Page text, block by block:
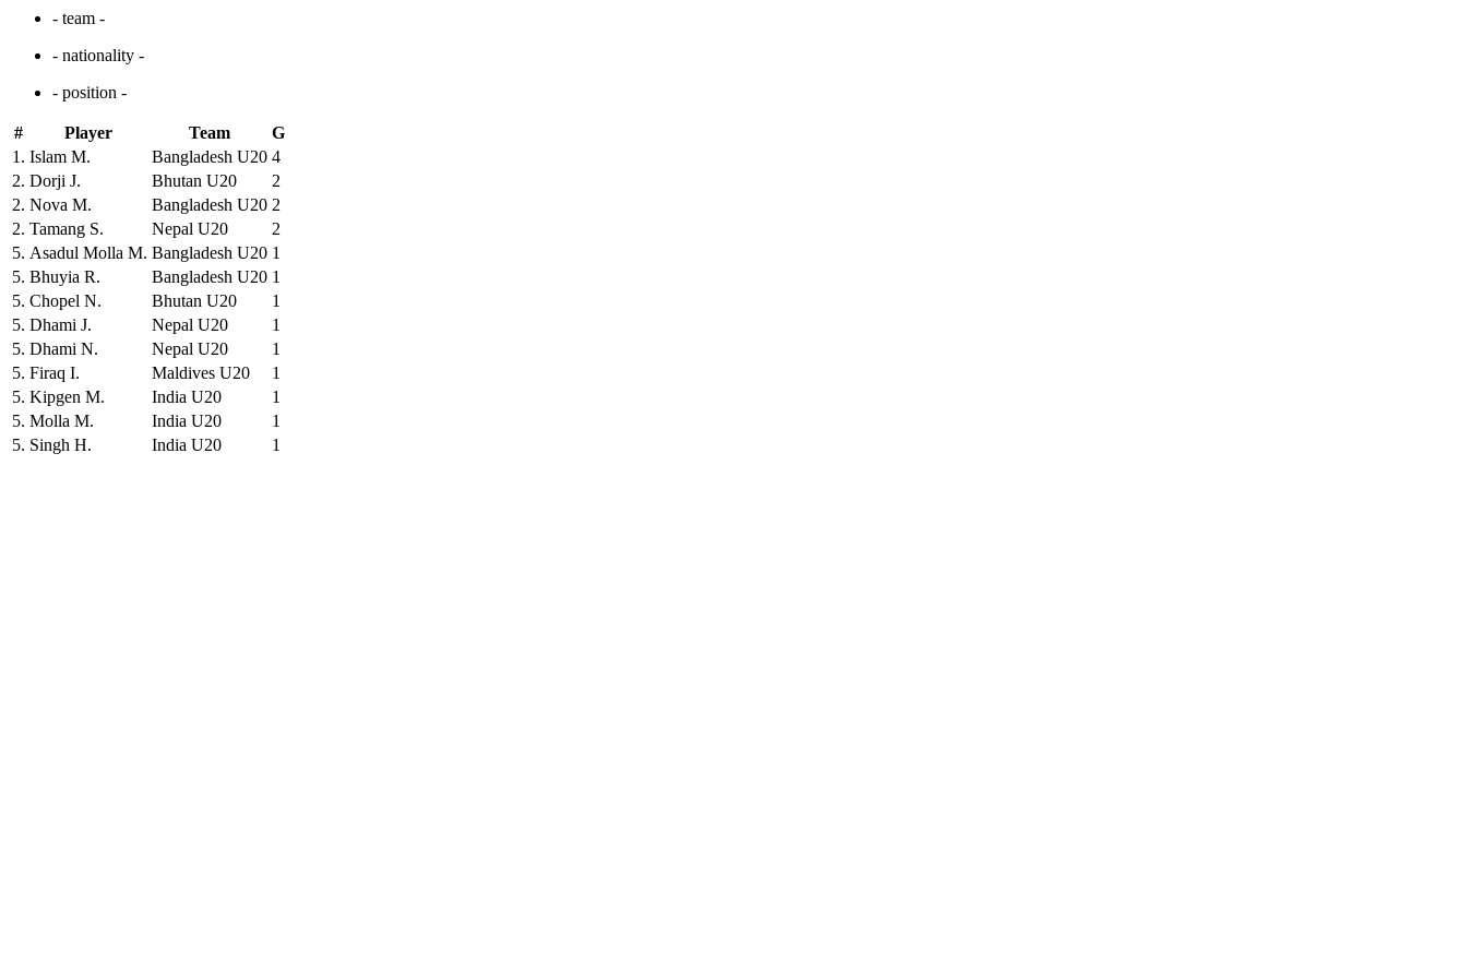
- team -
- nationality -
- position -
# Player Team
G
1. Islam M. Bangladesh U20 4
2. Dorji J. Bhutan U20
2
2. Nova M. Bangladesh U20 2
2. Tamang S. Nepal U20
2
5. Asadul Molla M. Bangladesh U20 1
5. Bhuyia R. Bangladesh U20 1
5. Chopel N. Bhutan U20
1
5. Dhami J. Nepal U20
1
5. Dhami N. Nepal U20
1
5. Firaq I. Maldives U20
1
5. Kipgen M. India U20
1
5. Molla M. India U20
1
5. Singh H. India U20 1